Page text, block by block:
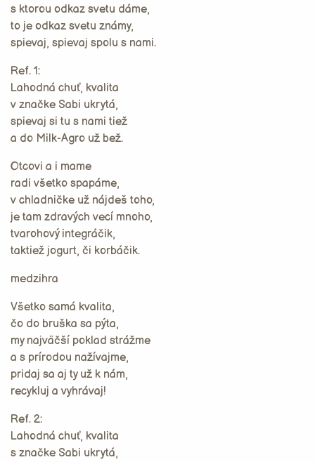
s ktorou odkaz svetu dáme,
to je odkaz svetu známy,
spievaj, spievaj spolu s nami.
Ref. 1:
Lahodná chuť, kvalita
v značke Sabi ukrytá,
spievaj si tu s nami tiež
a do Milk-Agro už bež.
Otcovi a i mame
radi všetko spapáme,
v chladničke už nájdeš toho,
je tam zdravých vecí mnoho,
tvarohový integráčik,
taktiež jogurt, či korbáčik.
medzihra
Všetko samá kvalita,
čo do bruška sa pýta,
my najväčší poklad strážme
a s prírodou nažívajme,
pridaj sa aj ty už k nám,
recykluj a vyhrávaj!
Ref. 2:
Lahodná chuť, kvalita
s značke Sabi ukrytá,